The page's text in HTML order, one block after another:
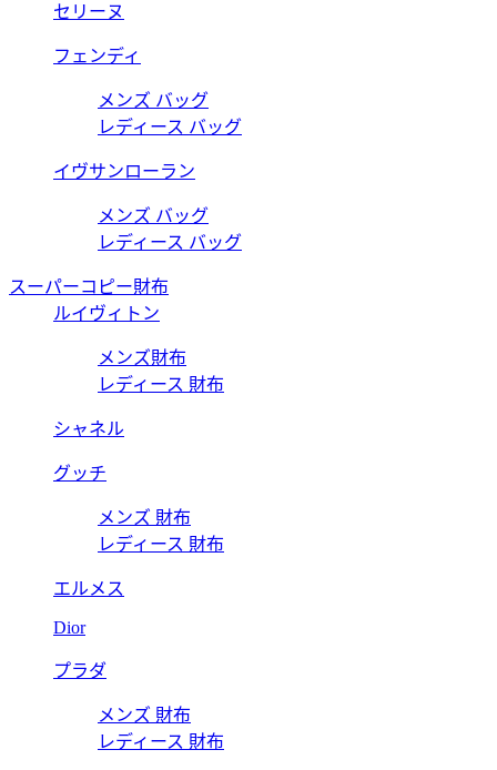
セリーヌ
フェンディ
メンズ バッグ
レディース バッグ
イヴサンローラン
メンズ バッグ
レディース バッグ
スーパーコピー財布
ルイヴィトン
メンズ財布
レディース 財布
シャネル
グッチ
メンズ 財布
レディース 財布
エルメス
Dior
プラダ
メンズ 財布
レディース 財布